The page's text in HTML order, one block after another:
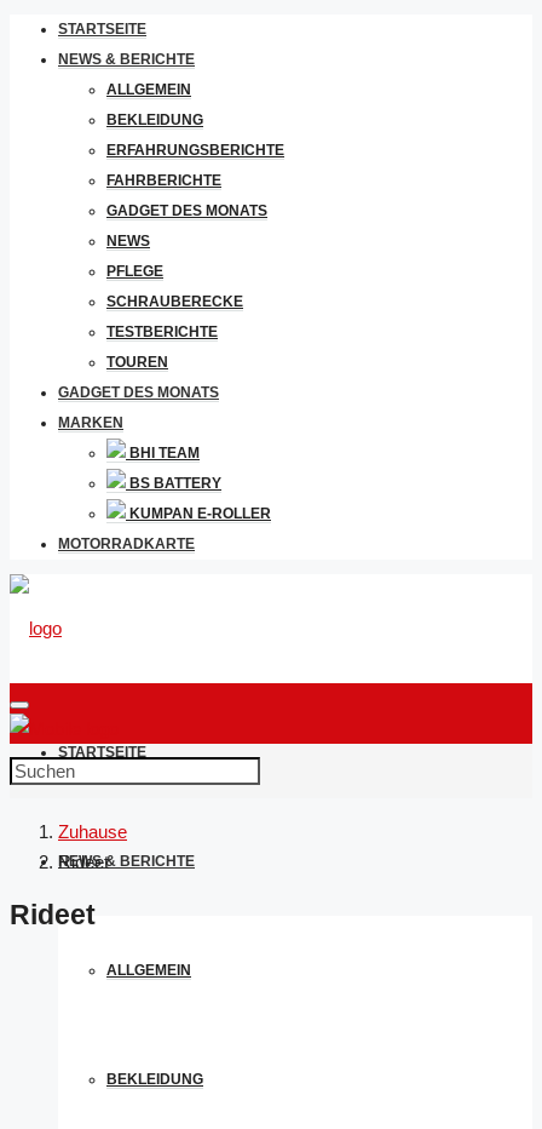
STARTSEITE
NEWS & BERICHTE
ALLGEMEIN
BEKLEIDUNG
ERFAHRUNGSBERICHTE
FAHRBERICHTE
GADGET DES MONATS
NEWS
PFLEGE
SCHRAUBERECKE
TESTBERICHTE
TOUREN
GADGET DES MONATS
MARKEN
BHI TEAM
BS BATTERY
KUMPAN E-ROLLER
MOTORRADKARTE
STARTSEITE
NEWS & BERICHTE
ALLGEMEIN
BEKLEIDUNG
Zuhause
Rideet
Rideet